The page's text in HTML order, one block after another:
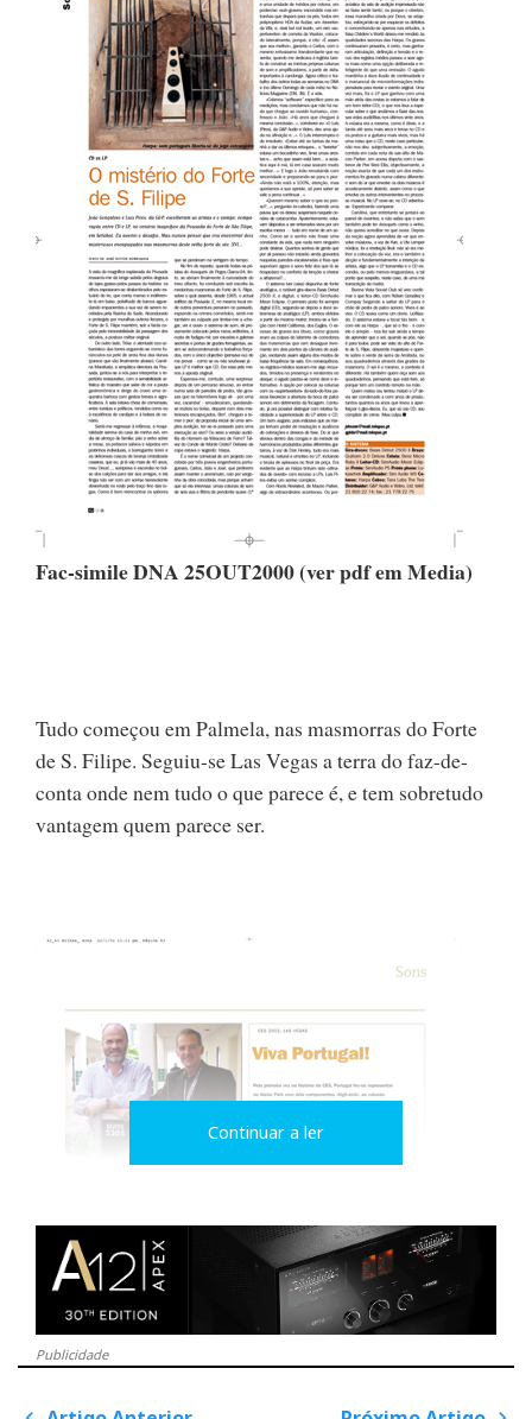
Fac-simile DNA 25OUT2000 (ver pdf em Media)
Tudo começou em Palmela, nas masmorras do Forte
de S. Filipe. Seguiu-se Las Vegas a terra do faz-de-
conta onde nem tudo o que parece é, e tem sobretudo
vantagem quem parece ser.
Continuar a ler
Publicidade